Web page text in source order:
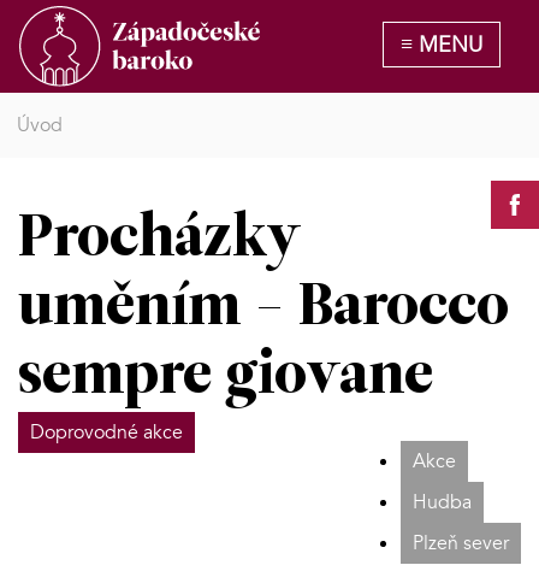
Úvod
Procházky
uměním - Barocco
sempre giovane
Doprovodné akce
Akce
Hudba
Plzeň sever